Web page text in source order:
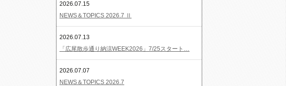
2026.07.15
NEWS＆TOPICS 2026.7 Ⅱ
2026.07.13
「広尾散歩通り納涼WEEK2026」7/25スタート…
2026.07.07
NEWS＆TOPICS 2026.7